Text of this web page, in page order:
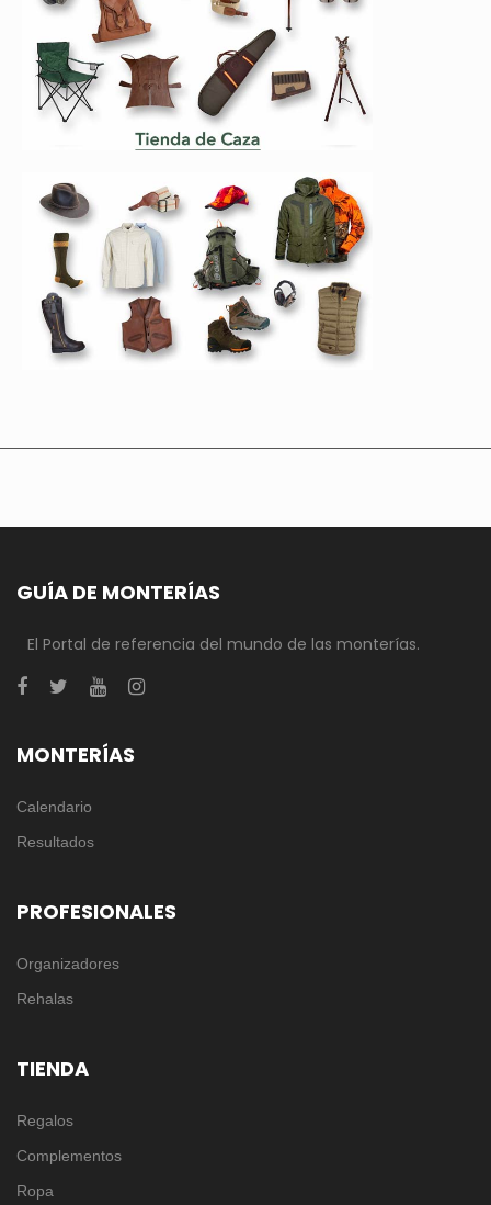
GUÍA DE MONTERÍAS
El Portal de referencia del mundo de las monterías.
MONTERÍAS
Calendario
Resultados
PROFESIONALES
Organizadores
Rehalas
TIENDA
Regalos
Complementos
Ropa